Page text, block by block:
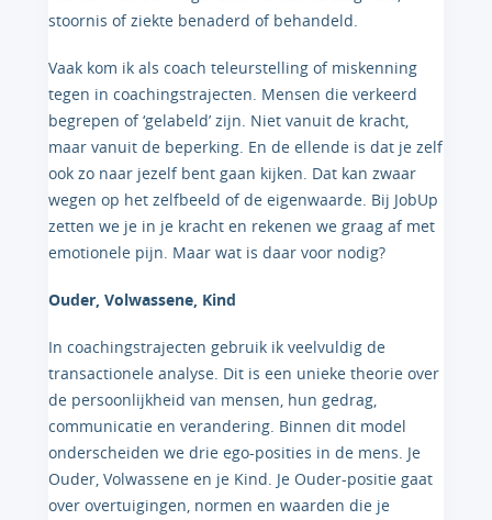
stoornis of ziekte benaderd of behandeld.
Vaak kom ik als coach teleurstelling of miskenning
tegen in coachingstrajecten. Mensen die verkeerd
begrepen of ‘gelabeld’ zijn. Niet vanuit de kracht,
maar vanuit de beperking. En de ellende is dat je zelf
ook zo naar jezelf bent gaan kijken. Dat kan zwaar
wegen op het zelfbeeld of de eigenwaarde. Bij JobUp
zetten we je in je kracht en rekenen we graag af met
emotionele pijn. Maar wat is daar voor nodig?
Ouder, Volwassene, Kind
In coachingstrajecten gebruik ik veelvuldig de
transactionele analyse. Dit is een unieke theorie over
de persoonlijkheid van mensen, hun gedrag,
communicatie en verandering. Binnen dit model
onderscheiden we drie ego-posities in de mens. Je
Ouder, Volwassene en je Kind. Je Ouder-positie gaat
over overtuigingen, normen en waarden die je